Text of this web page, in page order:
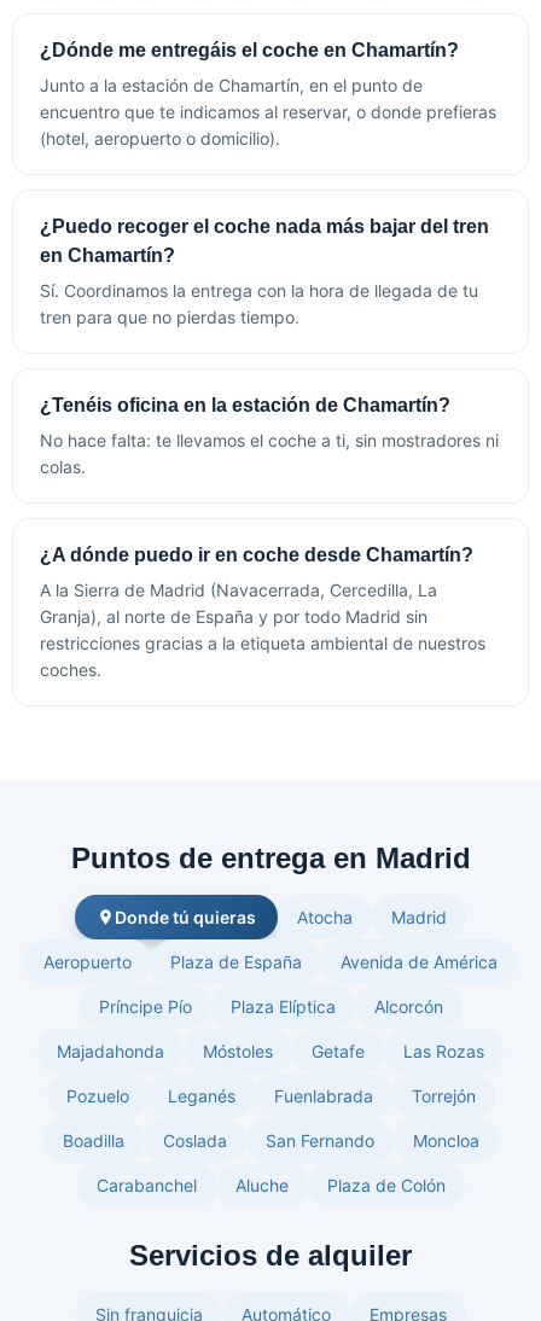
¿Dónde me entregáis el coche en Chamartín?
Junto a la estación de Chamartín, en el punto de
encuentro que te indicamos al reservar, o donde prefieras
(hotel, aeropuerto o domicilio).
¿Puedo recoger el coche nada más bajar del tren
en Chamartín?
Sí. Coordinamos la entrega con la hora de llegada de tu
tren para que no pierdas tiempo.
¿Tenéis oficina en la estación de Chamartín?
No hace falta: te llevamos el coche a ti, sin mostradores ni
colas.
¿A dónde puedo ir en coche desde Chamartín?
A la Sierra de Madrid (Navacerrada, Cercedilla, La
Granja), al norte de España y por todo Madrid sin
restricciones gracias a la etiqueta ambiental de nuestros
coches.
Puntos de entrega en Madrid
Donde tú quieras Atocha Madrid
Aeropuerto Plaza de España Avenida de América
Príncipe Pío Plaza Elíptica Alcorcón
Majadahonda Móstoles Getafe Las Rozas
Pozuelo Leganés Fuenlabrada Torrejón
Boadilla Coslada San Fernando Moncloa
Carabanchel Aluche Plaza de Colón
Servicios de alquiler
Sin franquicia Automático Empresas